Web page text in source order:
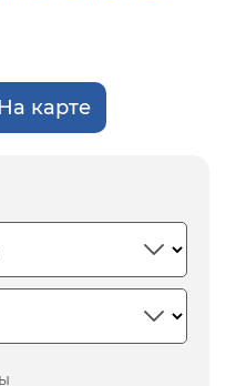
На карте